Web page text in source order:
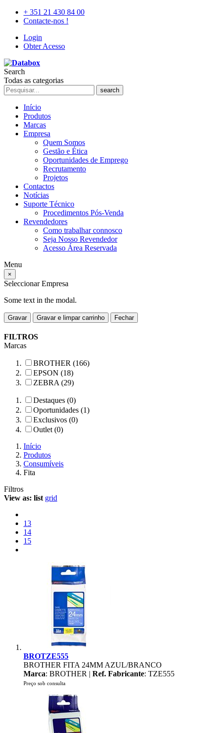
+ 351 21 430 84 00
Contacte-nos !
Login
Obter Acesso
Search
Todas as categorias
search
Início
Produtos
Marcas
Empresa
Quem Somos
Gestão e Ética
Oportunidades de Emprego
Recrutamento
Projetos
Contactos
Notícias
Suporte Técnico
Procedimentos Pós-Venda
Revendedores
Como trabalhar connosco
Seja Nosso Revendedor
Acesso Área Reservada
Menu
×
Seleccionar Empresa
Some text in the modal.
Gravar Gravar e limpar carrinho Fechar
FILTROS
Marcas
BROTHER (166)
EPSON (18)
ZEBRA (29)
Destaques (0)
Oportunidades (1)
Exclusivos (0)
Outlet (0)
Início
Produtos
Consumíveis
Fita
Filtros
View as: list grid
13
14
15
BROTZE555
BROTHER FITA 24MM AZUL/BRANCO
Marca: BROTHER | Ref. Fabricante: TZE555
Preço sob consulta